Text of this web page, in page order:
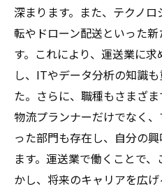
深まります。また、テクノ
転やドローン配送といった
す。これにより、運送業に
し、ITやデータ分析の知識
た。さらに、職種もさまざ
物流プランナーだけでなく
った部門も存在し、自分の
ます。運送業で働くことで
かし、将来のキャリアを広げ